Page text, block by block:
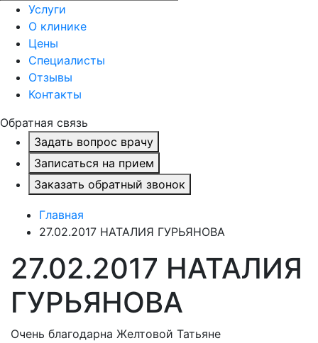
Услуги
О клинике
Цены
Специалисты
Отзывы
Контакты
Обратная связь
Задать вопрос врачу
Записаться на прием
Заказать обратный звонок
Главная
27.02.2017 НАТАЛИЯ ГУРЬЯНОВА
27.02.2017 НАТАЛИЯ
ГУРЬЯНОВА
Очень благодарна Желтовой Татьяне